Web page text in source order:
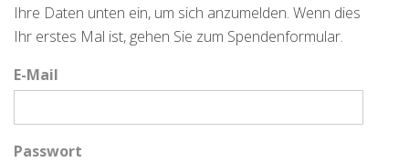
Ihre Daten unten ein, um sich anzumelden. Wenn dies
Ihr erstes Mal ist, gehen Sie zum Spendenformular.
E-Mail
Passwort